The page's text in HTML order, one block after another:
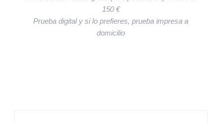
150 €
Prueba digital y si lo prefieres, prueba impresa a
domicilio